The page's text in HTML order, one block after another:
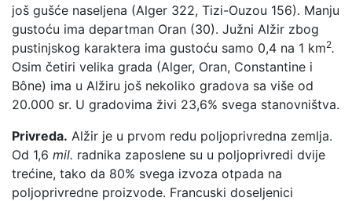
još gušće naseljena (Alger 322, Tizi-Ouzou 156). Manju
gustoću ima departman Oran (30). Južni Alžir zbog
pustinjskog karaktera ima gustoću samo 0,4 na 1 km2.
Osim četiri velika grada (Alger, Oran, Constantine i
Bône) ima u Alžiru još nekoliko gradova sa više od
20.000 sr. U gradovima živi 23,6% svega stanovništva.
Privreda. Alžir je u prvom redu poljoprivredna zemlja.
Od 1,6 mil. radnika zaposlene su u poljoprivredi dvije
trećine, tako da 80% svega izvoza otpada na
poljoprivredne proizvode. Francuski doseljenici